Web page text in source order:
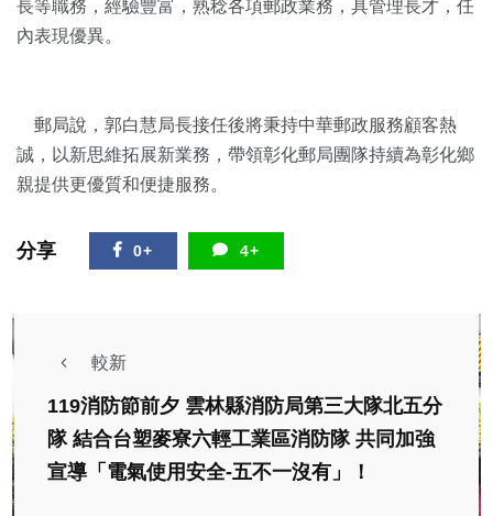
長等職務，經驗豐富，熟稔各項郵政業務，具管理長才，任
內表現優異。
郵局說，郭白慧局長接任後將秉持中華郵政服務顧客熱
誠，以新思維拓展新業務，帶領彰化郵局團隊持續為彰化鄉
親提供更優質和便捷服務。
分享 0+ 4+
較新
119消防節前夕 雲林縣消防局第三大隊北五分
隊 結合台塑麥寮六輕工業區消防隊 共同加強
宣導「電氣使用安全-五不一沒有」！